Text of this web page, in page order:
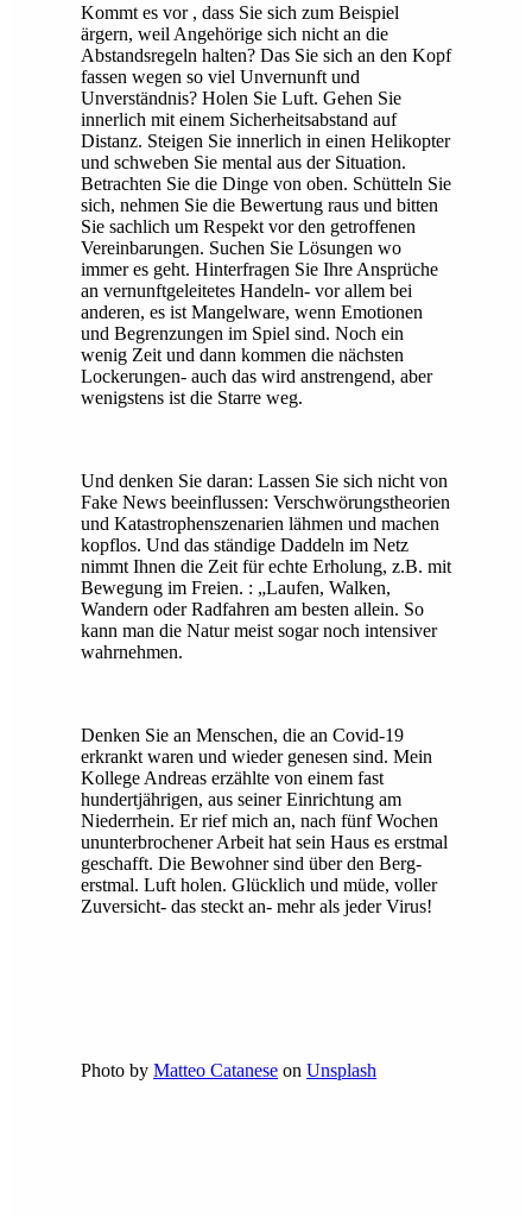
Kommt es vor , dass Sie sich zum Beispiel
ärgern, weil Angehörige sich nicht an die
Abstandsregeln halten? Das Sie sich an den Kopf
fassen wegen so viel Unvernunft und
Unverständnis? Holen Sie Luft. Gehen Sie
innerlich mit einem Sicherheitsabstand auf
Distanz. Steigen Sie innerlich in einen Helikopter
und schweben Sie mental aus der Situation.
Betrachten Sie die Dinge von oben. Schütteln Sie
sich, nehmen Sie die Bewertung raus und bitten
Sie sachlich um Respekt vor den getroffenen
Vereinbarungen. Suchen Sie Lösungen wo
immer es geht. Hinterfragen Sie Ihre Ansprüche
an vernunftgeleitetes Handeln- vor allem bei
anderen, es ist Mangelware, wenn Emotionen
und Begrenzungen im Spiel sind. Noch ein
wenig Zeit und dann kommen die nächsten
Lockerungen- auch das wird anstrengend, aber
wenigstens ist die Starre weg.
Und denken Sie daran: Lassen Sie sich nicht von
Fake News beeinflussen: Verschwörungstheorien
und Katastrophenszenarien lähmen und machen
kopflos. Und das ständige Daddeln im Netz
nimmt Ihnen die Zeit für echte Erholung, z.B. mit
Bewegung im Freien. : „Laufen, Walken,
Wandern oder Radfahren am besten allein. So
kann man die Natur meist sogar noch intensiver
wahrnehmen.
Denken Sie an Menschen, die an Covid-19
erkrankt waren und wieder genesen sind. Mein
Kollege Andreas erzählte von einem fast
hundertjährigen, aus seiner Einrichtung am
Niederrhein. Er rief mich an, nach fünf Wochen
ununterbrochener Arbeit hat sein Haus es erstmal
geschafft. Die Bewohner sind über den Berg-
erstmal. Luft holen. Glücklich und müde, voller
Zuversicht- das steckt an- mehr als jeder Virus!
Photo by Matteo Catanese on Unsplash